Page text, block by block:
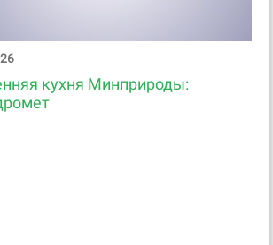
кухня Минприроды: